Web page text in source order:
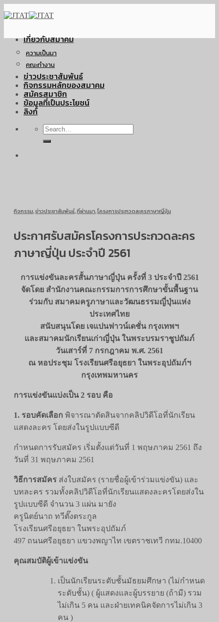
to
เกี่ยวกับสมาคม
ความเป็นมา
คณะทำงาน
ข่าวประชาสัมพันธ์
กิจกรรมหลักของสมาคม
สมัครสมาชิก
ข้อมูลที่เป็นประโยชน์
ลิงก์
กิจกรรม,ข่าวประชาสัมพันธ์,ที่ผ่านมา,โครงการประกวดละครภาษาญี่ปุ่น
ประกาศรับสมัครโครงการประกวดละคร
ภาษาญี่ปุ่น ประจำปี 2561
การแข่งขันละครสั้นภาษาญี่ปุ่น ครั้งที่ 3 ประจำปี 2561
จัดโดย สำนักงานคณะกรรมการการศึกษาขั้นพื้นฐาน
ร่วมกับ สมาคมครูภาษาและวัฒนธรรมญี่ปุ่นแห่ง
ประเทศไทย
สนับสนุนโดย เจแปนฟาวน์เดชั่น กรุงเทพฯ
และสมาคมนักเรียนเก่าญี่ปุ่น ในพระบรมราชูปถัมภ์
วันเสาร์ที่ 7 กรกฎาคม พ.ศ. 2561
ณ หอประชุม โรงเรียนศรีอยุธยา ในพระอุปถัมภ์ฯ
กรุงเทพมหานคร
การแข่งขันแบ่งเป็น 2 รอบ คือ
1. รอบคัดเลือก พิจารณาตัดสินจากคลิปวิดีโอที่นักเรียน
แสดงละคร โดยส่งในรูปแบบซีดี
กำหนดการรับสมัคร เริ่มตั้งแต่วันที่ 1 พฤษภาคม 2561 ถึง
วันที่ 31 พฤษภาคม 2561
วิธีการสมัคร ส่งใบสมัคร (รายชื่อผู้เข้าร่วมแข่งขัน) และ
บทละคร รวมทั้งคลิปวิดีโอที่นักเรียนแสดงละครโดยส่งใน
รูปแบบซีดี จำนวน 3 แผ่น มายัง
ครูนิตย์นาถ ทวีตั๊งตระกูล
โรงเรียนศรีอยุธยา ในพระอุปถัมภ์
497 ถนนศรีอยุธยา แขวงพญาไท เขตราชเทวี กทม.10400
คุณสมบัติผู้เข้าแข่งขัน
เป็นนักเรียนระดับชั้นมัธยมศึกษา (ไม่กำหนด
ระดับชั้น) ( ผู้แสดงและผู้บรรยาย (ถ้ามี) รวม
ไม่เกิน 5 คน และฝ่ายเทคนิคจัดการไม่เกิน 3
คน )